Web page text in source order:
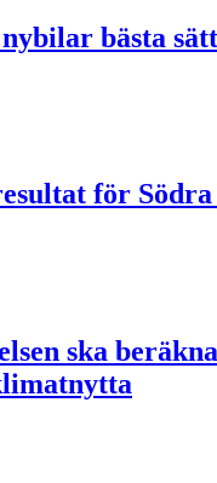
bästa
för
ska